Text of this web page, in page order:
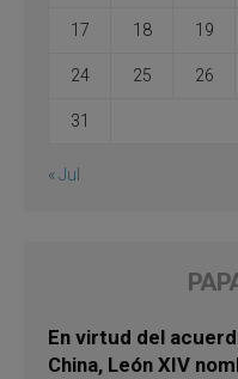
17 18 19
24 25 26
31
« Jul
En virtud del
China, León XIV